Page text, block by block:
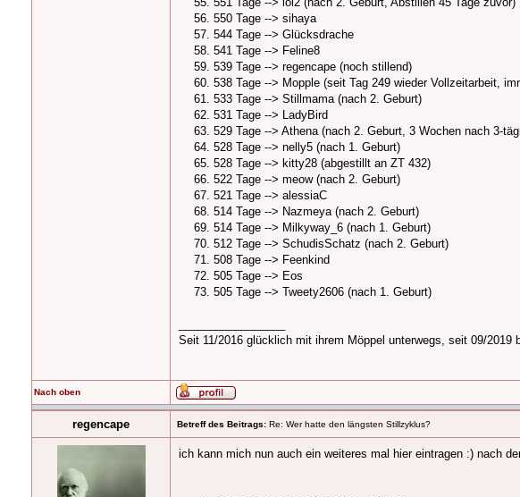
550 Tage --> sihaya
544 Tage --> Glücksdrache
541 Tage --> Feline8
539 Tage --> regencape (noch stillend)
538 Tage --> Mopple (seit Tag 249 wieder Vollzeitarbeit,
533 Tage --> Stillmama (nach 2. Geburt)
531 Tage --> LadyBird
529 Tage --> Athena (nach 2. Geburt, 3 Wochen nach 3-
528 Tage --> nelly5 (nach 1. Geburt)
528 Tage --> kitty28 (abgestillt an ZT 432)
522 Tage --> meow (nach 2. Geburt)
521 Tage --> alessiaC
514 Tage --> Nazmeya (nach 2. Geburt)
514 Tage --> Milkyway_6 (nach 1. Geburt)
512 Tage --> SchudisSchatz (nach 2. Geburt)
508 Tage --> Feenkind
505 Tage --> Eos
505 Tage --> Tweety2606 (nach 1. Geburt)
Seit 11/2016 glücklich mit ihrem Möppel unterwegs, seit 09/2019
Nach oben
regencape Betreff des Beitrags: Re: Wer hatte den längsten Stillzyklus?
ich kann mich nun auch ein weiteres mal hier eintragen :) nach